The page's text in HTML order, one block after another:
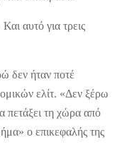
αυτό για τρεις
δεν ήταν ποτέ
ελίτ. «Δεν ξέρω
πετάξει τη χώρα από
ο επικεφαλής της